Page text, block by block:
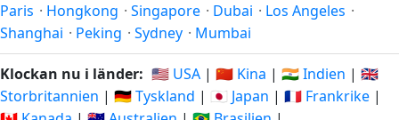
Paris · Hongkong · Singapore · Dubai · Los Angeles ·
Shanghai · Peking · Sydney · Mumbai
Klockan nu i länder: 🇺🇸 USA | 🇨🇳 Kina | 🇮🇳 Indien | 🇬🇧
Storbritannien | 🇩🇪 Tyskland | 🇯🇵 Japan | 🇫🇷 Frankrike |